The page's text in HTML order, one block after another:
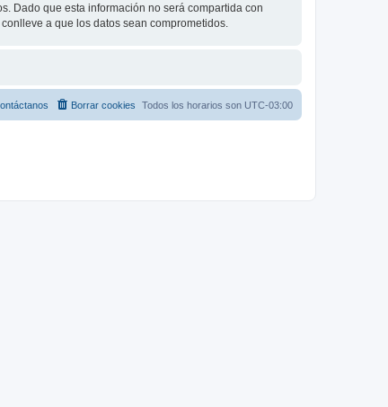
Dado que esta información no será compartida con
a que los datos sean comprometidos.
Todos los horarios son UTC-03:00
Borrar cookies